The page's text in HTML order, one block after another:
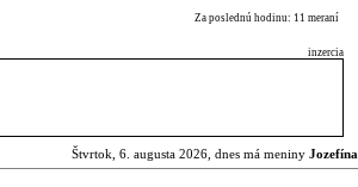
Za poslednú hodinu: 11 meraní
inzercia
Štvrtok, 6. augusta 2026, dnes má meniny Jozefína